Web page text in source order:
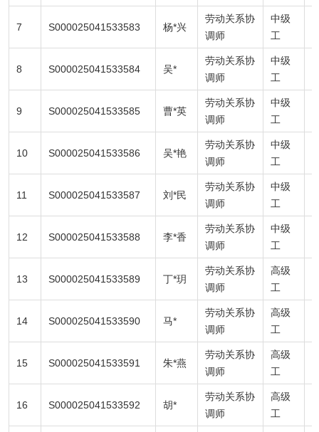
7 S000025041533583 杨*兴
劳动关系协
调师
中级
工
8 S000025041533584 吴*
劳动关系协
调师
中级
工
9 S000025041533585 曹*英
劳动关系协
调师
中级
工
10 S000025041533586 吴*艳
劳动关系协
调师
中级
工
11 S000025041533587 刘*民
劳动关系协
调师
中级
工
12 S000025041533588 李*香
劳动关系协
调师
中级
工
13 S000025041533589 丁*玥
劳动关系协
调师
高级
工
14 S000025041533590 马*
劳动关系协
调师
高级
工
15 S000025041533591 朱*燕
劳动关系协
调师
高级
工
16 S000025041533592 胡*
劳动关系协
调师
高级
工